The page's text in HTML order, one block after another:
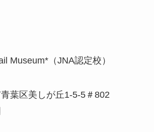
Museum*（JNA認定校）
葉区美しが丘1-5-5＃802